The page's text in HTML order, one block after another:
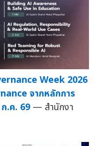
Week 2026
จากหลักการ
.ค. 69 — สำนักงา